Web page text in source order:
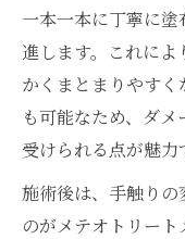
一本一本に丁寧に
進します。これに
かくまとまりやす
も可能なため、ダ
受けられる点が魅力
施術後は、手触り
のがメテオトリー